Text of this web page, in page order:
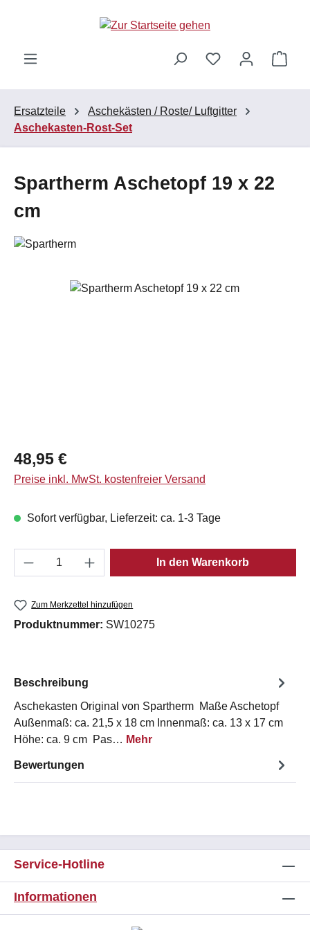
Zum Hauptinhalt springen
Ersatzteile
Aschekästen / Roste/ Luftgitter
Aschekasten-Rost-Set
Spartherm Aschetopf 19 x 22
cm
Bildergalerie überspringen
Regulärer Preis:
48,95 €
Preise inkl. MwSt. kostenfreier Versand
Sofort verfügbar, Lieferzeit: ca. 1-3 Tage
Produkt Anzahl: Gib den gewünschten
In den Warenkorb
Zum Merkzettel hinzufügen
Produktnummer: SW10275
Beschreibung
Aschekasten Original von Spartherm Maße Aschetopf
Außenmaß: ca. 21,5 x 18 cm Innenmaß: ca. 13 x 17 cm
Höhe: ca. 9 cm Pas… Mehr
Bewertungen
Service-Hotline
Informationen